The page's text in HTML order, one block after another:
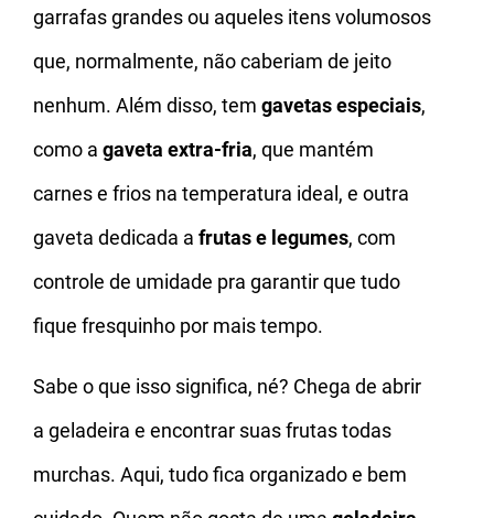
garrafas grandes ou aqueles itens volumosos
que, normalmente, não caberiam de jeito
nenhum. Além disso, tem gavetas especiais,
como a gaveta extra-fria, que mantém
carnes e frios na temperatura ideal, e outra
gaveta dedicada a frutas e legumes, com
controle de umidade pra garantir que tudo
fique fresquinho por mais tempo.
Sabe o que isso significa, né? Chega de abrir
a geladeira e encontrar suas frutas todas
murchas. Aqui, tudo fica organizado e bem